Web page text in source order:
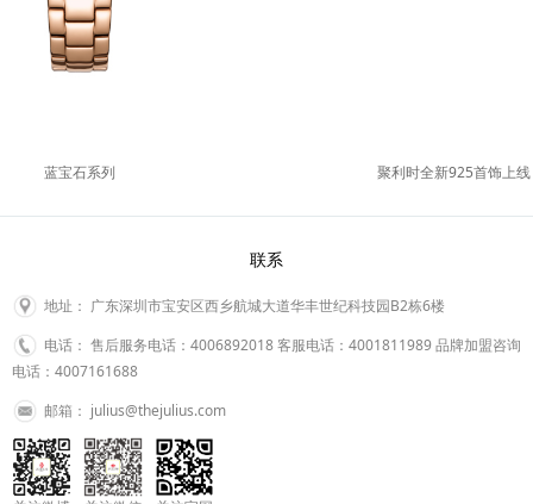
蓝宝石系列 聚利时全新925首饰上线
联系
地址： 广东深圳市宝安区西乡航城大道华丰世纪科技园B2栋6楼
电话： 售后服务电话：4006892018 客服电话：4001811989 品牌加盟咨询
电话：4007161688
邮箱： julius@thejulius.com